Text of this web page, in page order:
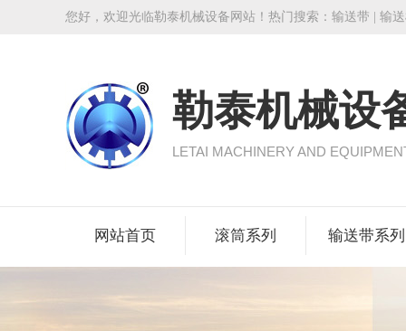
您好，欢迎光临勒泰机械设备网站！热门搜索： 输送带 输
勒泰机械设
LETAI MACHINERY AND
网站首页 滚筒系列 输送带系列